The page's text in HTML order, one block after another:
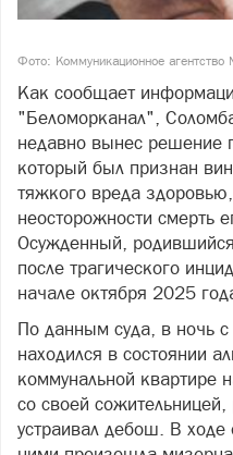
Фото: Коммуникационное агентство
Как сообщает
"Беломорканал",
недавно вынес решение
который был признан
тяжкого вреда
неосторожности смерть
Осужденный,
после трагического
начале октября 2025
По данным суда, в ночь
находился в состоянии
коммунальной квартире
со своей
устраивал дебош. В